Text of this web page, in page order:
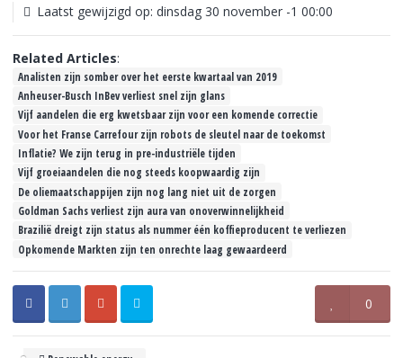
Laatst gewijzigd op: dinsdag 30 november -1 00:00
Related Articles:
Analisten zijn somber over het eerste kwartaal van 2019
Anheuser-Busch InBev verliest snel zijn glans
Vijf aandelen die erg kwetsbaar zijn voor een komende correctie
Voor het Franse Carrefour zijn robots de sleutel naar de toekomst
Inflatie? We zijn terug in pre-industriële tijden
Vijf groeiaandelen die nog steeds koopwaardig zijn
De oliemaatschappijen zijn nog lang niet uit de zorgen
Goldman Sachs verliest zijn aura van onoverwinnelijkheid
Brazilië dreigt zijn status als nummer één koffieproducent te verliezen
Opkomende Markten zijn ten onrechte laag gewaardeerd
0